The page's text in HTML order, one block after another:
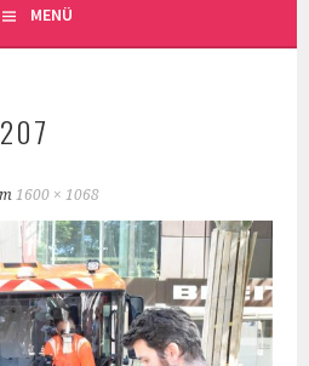
MENÜ
1600 × 1068